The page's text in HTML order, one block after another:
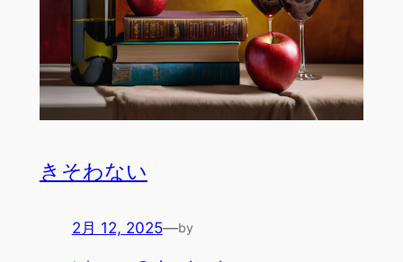
きそわない
2月 12, 2025—by